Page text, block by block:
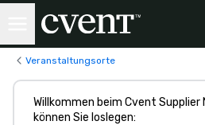
Veranstaltungsorte
Willkommen beim Cvent Supplier
können Sie loslegen: